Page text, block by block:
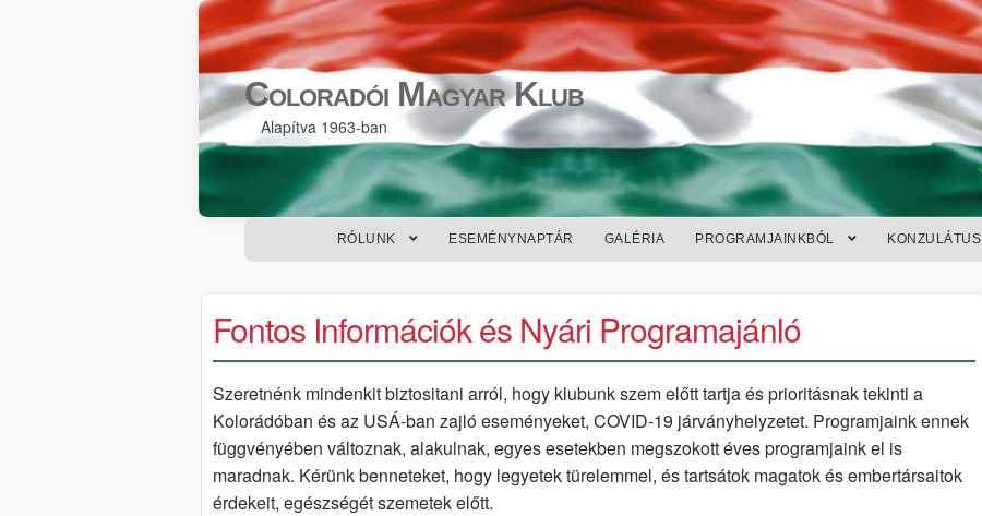
Skip
to
navigation
Skip
to
content
Coloradói Magyar Klub
Alapítva 1963-ban
RÓLUNK ESEMÉNYNAPTÁR GALÉRIA PROGRAMJAINKBÓL KONZULÁTUS
Fontos Információk és Nyári Programajánló
Szeretnénk mindenkit biztositani arról, hogy klubunk szem előtt tartja és prioritásnak tekinti a
Kolorádóban és az USÁ-ban zajló eseményeket, COVID-19 járványhelyzetet. Programjaink ennek
függvényében változnak, alakulnak, egyes esetekben megszokott éves programjaink el is
maradnak. Kérünk benneteket, hogy legyetek türelemmel, és tartsátok magatok és embertársaitok
érdekeit, egészségét szemetek előtt.